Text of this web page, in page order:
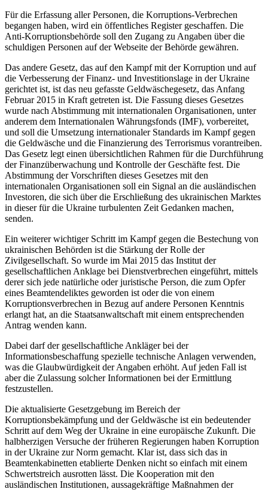
Für die Erfassung aller Personen, die Korruptions-Verbrechen
begangen haben, wird ein öffentliches Register geschaffen. Die
Anti-Korruptionsbehörde soll den Zugang zu Angaben über die
schuldigen Personen auf der Webseite der Behörde gewähren.
Das andere Gesetz, das auf den Kampf mit der Korruption und auf
die Verbesserung der Finanz- und Investitionslage in der Ukraine
gerichtet ist, ist das neu gefasste Geldwäschegesetz, das Anfang
Februar 2015 in Kraft getreten ist. Die Fassung dieses Gesetzes
wurde nach Abstimmung mit internationalen Organisationen, unter
anderem dem Internationalen Währungsfonds (IMF), vorbereitet,
und soll die Umsetzung internationaler Standards im Kampf gegen
die Geldwäsche und die Finanzierung des Terrorismus vorantreiben.
Das Gesetz legt einen übersichtlichen Rahmen für die Durchführung
der Finanzüberwachung und Kontrolle der Geschäfte fest. Die
Abstimmung der Vorschriften dieses Gesetzes mit den
internationalen Organisationen soll ein Signal an die ausländischen
Investoren, die sich über die Erschließung des ukrainischen Marktes
in dieser für die Ukraine turbulenten Zeit Gedanken machen,
senden.
Ein weiterer wichtiger Schritt im Kampf gegen die Bestechung von
ukrainischen Behörden ist die Stärkung der Rolle der
Zivilgesellschaft. So wurde im Mai 2015 das Institut der
gesellschaftlichen Anklage bei Dienstverbrechen eingeführt, mittels
derer sich jede natürliche oder juristische Person, die zum Opfer
eines Beamtendeliktes geworden ist oder die von einem
Korruptionsverbrechen in Bezug auf andere Personen Kenntnis
erlangt hat, an die Staatsanwaltschaft mit einem entsprechenden
Antrag wenden kann.
Dabei darf der gesellschaftliche Ankläger bei der
Informationsbeschaffung spezielle technische Anlagen verwenden,
was die Glaubwürdigkeit der Angaben erhöht. Auf jeden Fall ist
aber die Zulassung solcher Informationen bei der Ermittlung
festzustellen.
Die aktualisierte Gesetzgebung im Bereich der
Korruptionsbekämpfung und der Geldwäsche ist ein bedeutender
Schritt auf dem Weg der Ukraine in eine europäische Zukunft. Die
halbherzigen Versuche der früheren Regierungen haben Korruption
in der Ukraine zur Norm gemacht. Klar ist, dass sich das in
Beamtenkabinetten etablierte Denken nicht so einfach mit einem
Schwertstreich ausrotten lässt. Die Kooperation mit den
ausländischen Institutionen, aussagekräftige Maßnahmen der